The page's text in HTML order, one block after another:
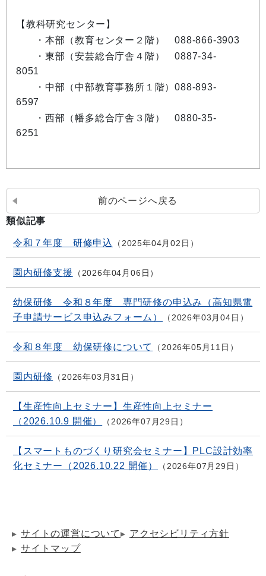
【教科研究センター】
・本部（教育センター２階） 088-866-3903
・東部（安芸総合庁舎４階） 0887-34-
8051
・中部（中部教育事務所１階）088-893-
6597
・西部（幡多総合庁舎３階） 0880-35-
6251
前のページへ戻る
類似記事
令和７年度 研修申込 2025年04月02日
園内研修支援 2026年04月06日
幼保研修 令和８年度 専門研修の申込み（高知県電
子申請サービス申込みフォーム）
2026年03月04日
令和８年度 幼保研修について 2026年05月11日
園内研修 2026年03月31日
【生産性向上セミナー】生産性向上セミナー
（2026.10.9 開催）
2026年07月29日
【スマートものづくり研究会セミナー】PLC設計効率
化セミナー（2026.10.22 開催）
2026年07月29日
サイトの運営について
アクセシビリティ方針
サイトマップ